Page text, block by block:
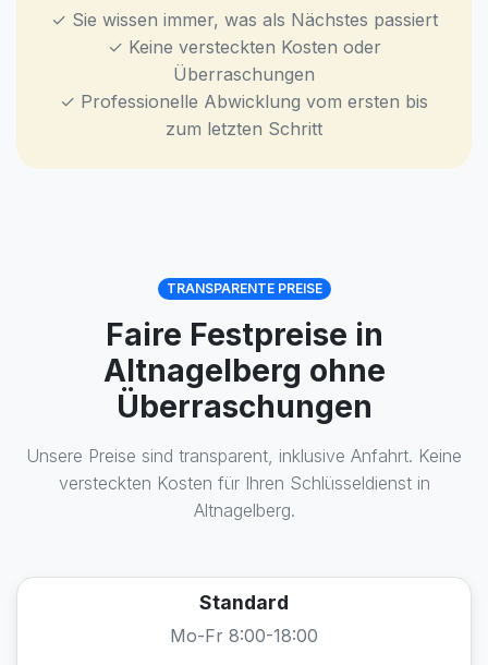
✓ Sie wissen immer, was als Nächstes passiert
✓ Keine versteckten Kosten oder
Überraschungen
✓ Professionelle Abwicklung vom ersten bis
zum letzten Schritt
TRANSPARENTE PREISE
Faire Festpreise in
Altnagelberg ohne
Überraschungen
Unsere Preise sind transparent, inklusive Anfahrt. Keine
versteckten Kosten für Ihren Schlüsseldienst in
Altnagelberg.
Standard
Mo-Fr 8:00-18:00